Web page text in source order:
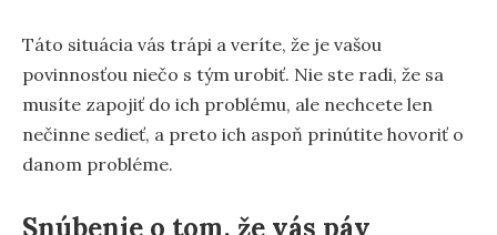
Táto situácia vás trápi a veríte, že je vašou
povinnosťou niečo s tým urobiť. Nie ste radi, že sa
musíte zapojiť do ich problému, ale nechcete len
nečinne sedieť, a preto ich aspoň prinútite hovoriť o
danom probléme.
Snúbenie o tom, že vás páv